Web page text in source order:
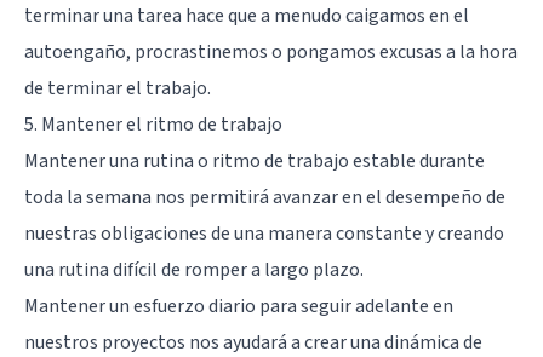
terminar una tarea hace que a menudo caigamos en el
autoengaño, procrastinemos o pongamos excusas a la hora
de terminar el trabajo.
5. Mantener el ritmo de trabajo
Mantener una rutina o ritmo de trabajo estable durante
toda la semana nos permitirá avanzar en el desempeño de
nuestras obligaciones de una manera constante y creando
una rutina difícil de romper a largo plazo.
Mantener un esfuerzo diario para seguir adelante en
nuestros proyectos nos ayudará a crear una dinámica de